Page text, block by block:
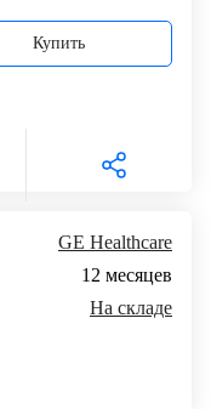
Купить
GE Healthcare
12 месяцев
На складе